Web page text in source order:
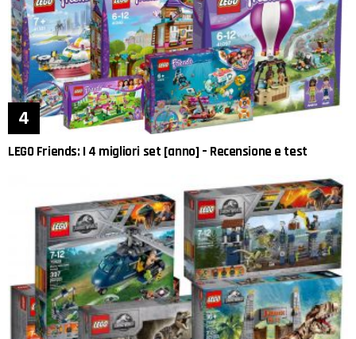
LEGO Friends: I 4 migliori set [anno] – Recensione e test